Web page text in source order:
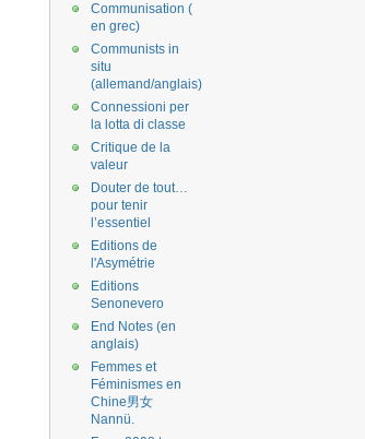
Communisation (
en grec)
Communists in
situ
(allemand/anglais)
Connessioni per
la lotta di classe
Critique de la
valeur
Douter de tout…
pour tenir
l’essentiel
Editions de
l'Asymétrie
Editions
Senonevero
End Notes (en
anglais)
Femmes et
Féminismes en
Chine男女
Nannü.